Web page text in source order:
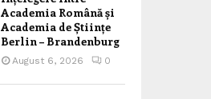
Academia Română și
Academia de Științe
Berlin – Brandenburg
August 6, 2026 0